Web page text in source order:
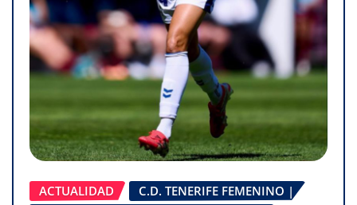
ACTUALIDAD
C.D. TENERIFE FEMENINO |